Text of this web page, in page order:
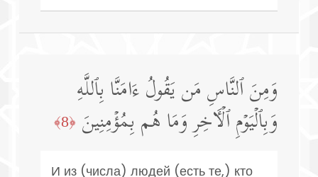
وَمِنَ ٱلنَّاسِ مَن یَقُولُ ءَامَنَّا بِٱللَّهِ
وَبِٱلۡیَوۡمِ ٱلۡـَٔاخِرِ وَمَا هُم بِمُؤۡمِنِینَ ﴿8﴾
И из (числа) людей (есть те,) кто